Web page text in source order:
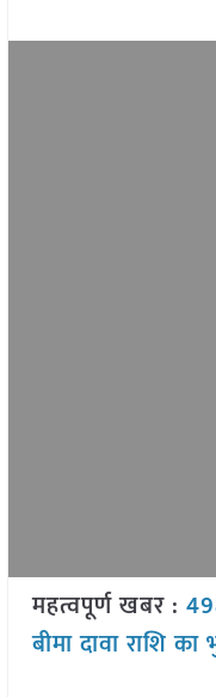
महत्वपूर्ण खबर :
बीमा दावा राशि